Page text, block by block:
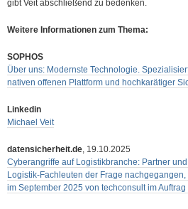
gibt Veit abschließend zu bedenken.
Weitere Informationen zum Thema:
SOPHOS
Über uns: Modernste Technologie.
nativen offenen Plattform und hochkarätiger
Linkedin
Michael Veit
datensicherheit.de, 19.10.2025
Cyberangriffe auf Logistikbranche: Partner
Logistik-Fachleuten der Frage
im September 2025 von techconsult im